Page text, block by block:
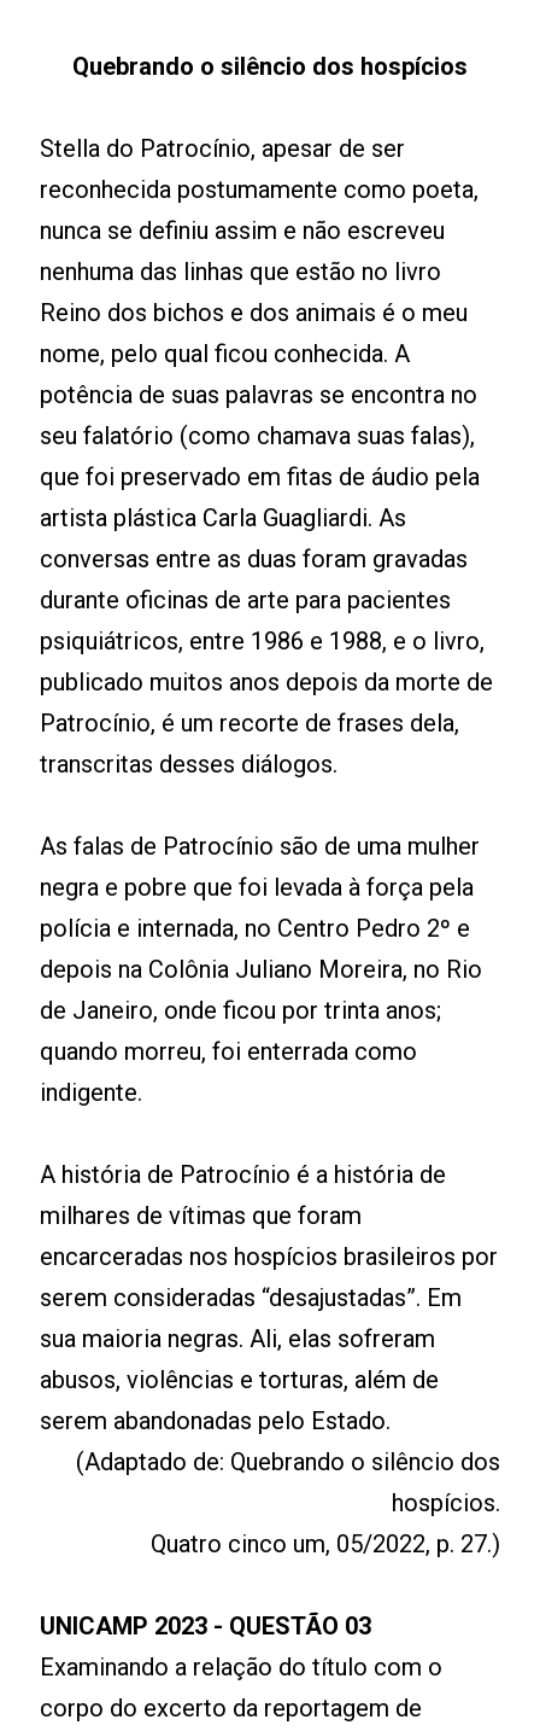
Quebrando o silêncio dos hospícios
Stella do Patrocínio, apesar de ser
reconhecida postumamente como poeta,
nunca se definiu assim e não escreveu
nenhuma das linhas que estão no livro
Reino dos bichos e dos animais é o meu
nome, pelo qual ficou conhecida. A
potência de suas palavras se encontra no
seu falatório (como chamava suas falas),
que foi preservado em fitas de áudio pela
artista plástica Carla Guagliardi. As
conversas entre as duas foram gravadas
durante oficinas de arte para pacientes
psiquiátricos, entre 1986 e 1988, e o livro,
publicado muitos anos depois da morte de
Patrocínio, é um recorte de frases dela,
transcritas desses diálogos.
As falas de Patrocínio são de uma mulher
negra e pobre que foi levada à força pela
polícia e internada, no Centro Pedro 2º e
depois na Colônia Juliano Moreira, no Rio
de Janeiro, onde ficou por trinta anos;
quando morreu, foi enterrada como
indigente.
A história de Patrocínio é a história de
milhares de vítimas que foram
encarceradas nos hospícios brasileiros por
serem consideradas “desajustadas”. Em
sua maioria negras. Ali, elas sofreram
abusos, violências e torturas, além de
serem abandonadas pelo Estado.
(Adaptado de: Quebrando o silêncio dos
hospícios.
Quatro cinco um, 05/2022, p. 27.)
UNICAMP 2023 - QUESTÃO 03
Examinando a relação do título com o
corpo do excerto da reportagem de